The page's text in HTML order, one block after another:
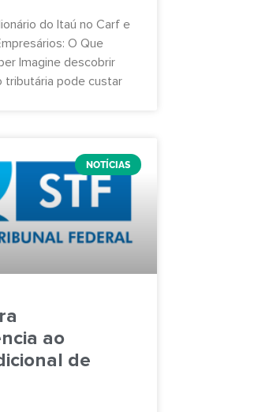
do Itaú no Carf e
O Que
Imagine descobrir
tributária pode custar
NOTÍCIAS
ao
de